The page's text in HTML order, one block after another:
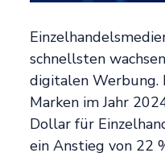
schnellsten
digitalen Werbung.
Marken im Jahr
Dollar für
ein Anstieg von 22